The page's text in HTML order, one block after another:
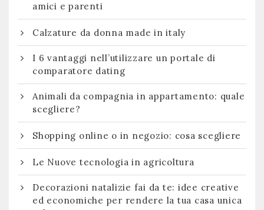
amici e parenti
Calzature da donna made in italy
I 6 vantaggi nell’utilizzare un portale di
comparatore dating
Animali da compagnia in appartamento: quale
scegliere?
Shopping online o in negozio: cosa scegliere
Le Nuove tecnologia in agricoltura
Decorazioni natalizie fai da te: idee creative
ed economiche per rendere la tua casa unica